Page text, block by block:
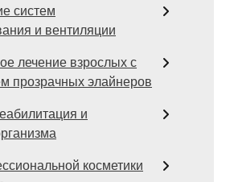
систем
и вентиляции
лечение взрослых с
прозрачных элайнеров
и
косметики